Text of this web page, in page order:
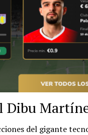
Dibu
del gigante